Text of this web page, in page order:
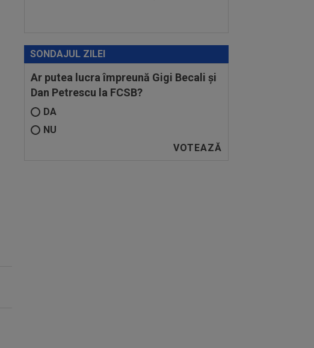
SONDAJUL ZILEI
Ar putea lucra împreună Gigi Becali și
Dan Petrescu la FCSB?
DA
NU